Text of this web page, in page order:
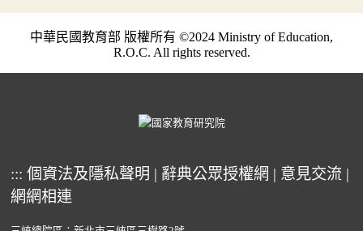
中華民國教育部 版權所有 ©2024 Ministry of Education,
R.O.C. All rights reserved.
::: 個資法及隱私聲明 | 辭典公眾授權網 | 意見交流 |
網網相連